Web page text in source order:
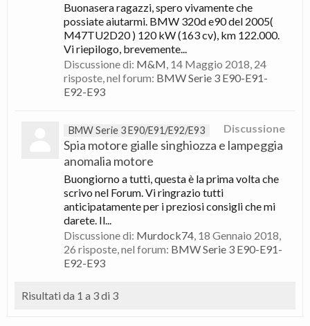
Buonasera ragazzi, spero vivamente che
possiate aiutarmi. BMW 320d e90 del 2005(
M47TU2D20 ) 120 kW (163 cv), km 122.000.
Vi riepilogo, brevemente...
Discussione di: M&M, 14 Maggio 2018, 24
risposte, nel forum: BMW Serie 3 E90-E91-
E92-E93
Discussione
BMW Serie 3 E90/E91/E92/E93
Spia motore gialle singhiozza e lampeggia
anomalia motore
Buongiorno a tutti, questa è la prima volta che
scrivo nel Forum. Vi ringrazio tutti
anticipatamente per i preziosi consigli che mi
darete. Il...
Discussione di: Murdock74, 18 Gennaio 2018,
26 risposte, nel forum: BMW Serie 3 E90-E91-
E92-E93
Risultati da 1 a 3 di 3